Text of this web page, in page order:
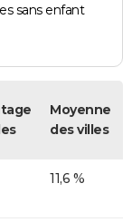
sans enfant
Moyenne
des villes
11,6 %